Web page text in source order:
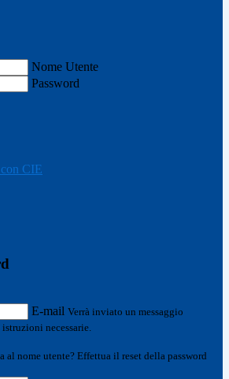
Nome Utente
Password
CIE
E-mail Verrà inviato un messaggio
necessarie.
al nome utente? Effettua il reset della password